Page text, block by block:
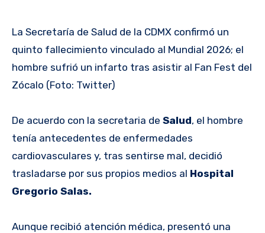
La Secretaría de Salud de la CDMX confirmó un
quinto fallecimiento vinculado al Mundial 2026; el
hombre sufrió un infarto tras asistir al Fan Fest del
Zócalo (Foto: Twitter)
De acuerdo con la secretaria de Salud, el hombre
tenía antecedentes de enfermedades
cardiovasculares y, tras sentirse mal, decidió
trasladarse por sus propios medios al Hospital
Gregorio Salas.
Aunque recibió atención médica, presentó una